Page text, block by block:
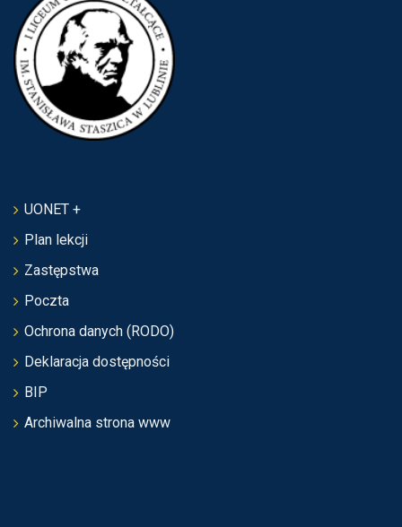
UONET +
Plan lekcji
Zastępstwa
Poczta
Ochrona danych (RODO)
Deklaracja dostępności
BIP
Archiwalna strona www